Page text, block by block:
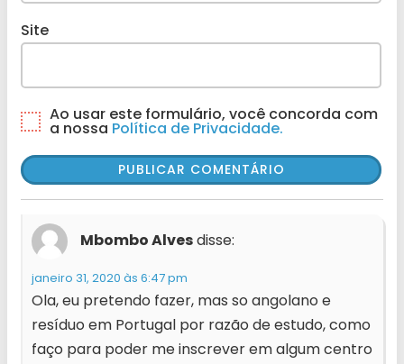
Site
Ao usar este formulário, você concorda com
a nossa Política de Privacidade.
Mbombo Alvesdisse:
janeiro 31, 2020 às 6:47 pm
Ola, eu pretendo fazer, mas so angolano e
resíduo em Portugal por razão de estudo, como
faço para poder me inscrever em algum centro